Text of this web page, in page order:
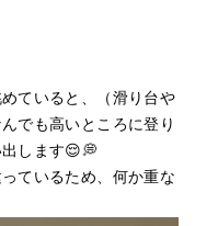
ていると、（滑り台や
でも高いところに登り
します😌💭
ているため、何か重な